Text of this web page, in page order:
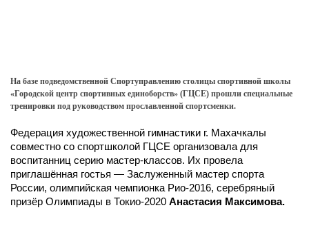
На базе подведомственной Спортуправлению столицы спортивной школы
«Городской центр спортивных единоборств» (ГЦСЕ) прошли специальные
тренировки под руководством прославленной спортсменки.
Федерация художественной гимнастики г. Махачкалы
совместно со спортшколой ГЦСЕ организовала для
воспитанниц серию мастер-классов. Их провела
приглашённая гостья — Заслуженный мастер спорта
России, олимпийская чемпионка Рио-2016, серебряный
призёр Олимпиады в Токио-2020 Анастасия Максимова.